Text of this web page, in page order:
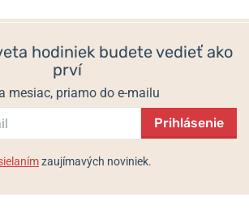
29,70 €
hodiniek budete vedieť ako
prví
mesiac, priamo do e-mailu
Prihlásenie
zaujímavých noviniek.